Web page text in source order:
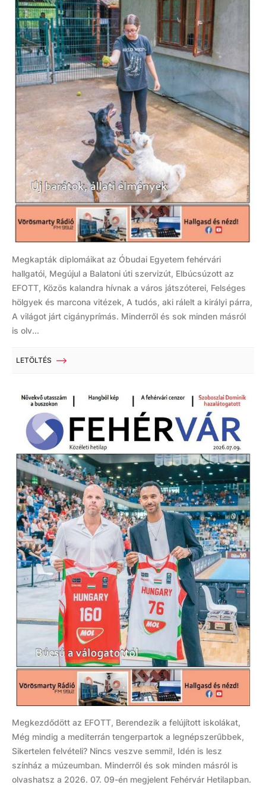
Megkapták diplomáikat az Óbudai Egyetem fehérvári
hallgatói, Megújul a Balatoni úti szervizút, Elbúcsúzott az
EFOTT, Közös kalandra hívnak a város játszóterei, Felséges
hölgyek és marcona vitézek, A tudós, aki rálelt a királyi párra,
A világot járt cigányprímás. Minderről és sok minden másról
is olv...
LETÖLTÉS
Megkezdődött az EFOTT, Berendezik a felújított iskolákat,
Még mindig a mediterrán tengerpartok a legnépszerűbbek,
Sikertelen felvételi? Nincs veszve semmi!, Idén is lesz
színház a múzeumban. Minderről és sok minden másról is
olvashatsz a 2026. 07. 09-én megjelent Fehérvár Hetilapban.